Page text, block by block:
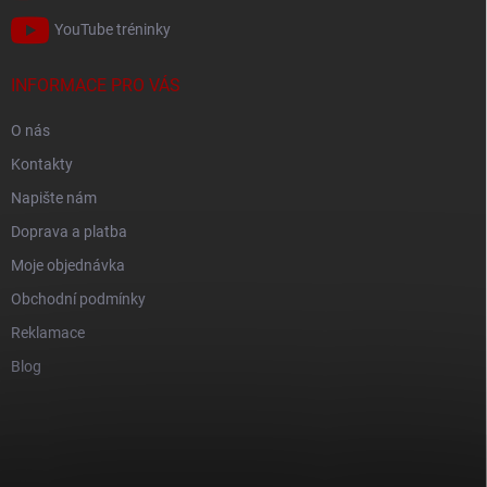
YouTube tréninky
INFORMACE PRO VÁS
O nás
Kontakty
Napište nám
Doprava a platba
Moje objednávka
Obchodní podmínky
Reklamace
Blog